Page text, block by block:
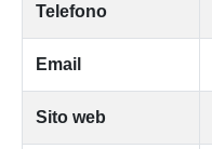
Telefono
Email
Sito web